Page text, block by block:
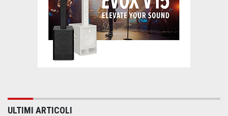
ULTIMI ARTICOLI